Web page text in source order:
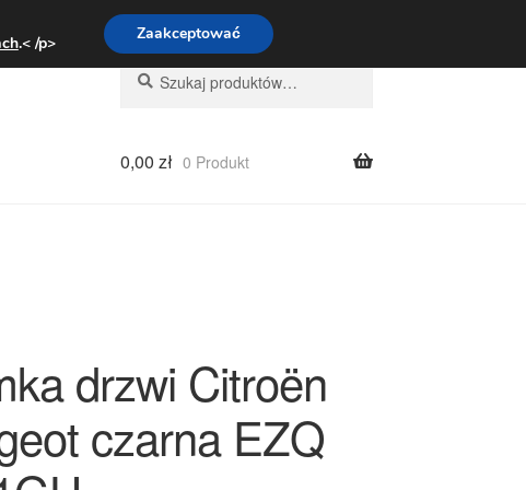
9:00-16:00800 003 167
Szukaj:
Szukaj
0,00 zł 0 Produkt
drzwi Citroën
czarna EZQ
.< /p> Zaakceptować